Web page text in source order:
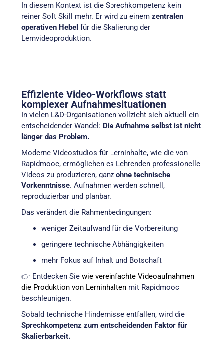
In diesem Kontext ist die Sprechkompetenz kein
reiner Soft Skill mehr. Er wird zu einem zentralen
operativen Hebel für die Skalierung der
Lernvideoproduktion.
Effiziente Video-Workflows statt
komplexer Aufnahmesituationen
In vielen L&D-Organisationen vollzieht sich aktuell ein
entscheidender Wandel: Die Aufnahme selbst ist nicht
länger das Problem.
Moderne Videostudios für Lerninhalte, wie die von
Rapidmooc, ermöglichen es Lehrenden professionelle
Videos zu produzieren, ganz ohne technische
Vorkenntnisse. Aufnahmen werden schnell,
reproduzierbar und planbar.
Das verändert die Rahmenbedingungen:
weniger Zeitaufwand für die Vorbereitung
geringere technische Abhängigkeiten
mehr Fokus auf Inhalt und Botschaft
👉 Entdecken Sie wie vereinfachte Videoaufnahmen
die Produktion von Lerninhaltenmit Rapidmooc
beschleunigen.
Sobald technische Hindernisse entfallen, wird die
Sprechkompetenz zum entscheidenden Faktor für
Skalierbarkeit.